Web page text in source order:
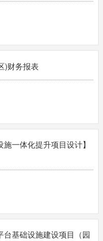
)财务报表
一体化提升项目设计】
基础设施建设项目（园